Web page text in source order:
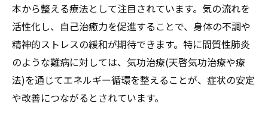
本から整える療法として注目されています。気の流れを
活性化し、自己治癒力を促進することで、身体の不調や
精神的ストレスの緩和が期待できます。特に間質性肺炎
のような難病に対しては、気功治療(天啓気功治療や療
法)を通じてエネルギー循環を整えることが、症状の安定
や改善につながるとされています。